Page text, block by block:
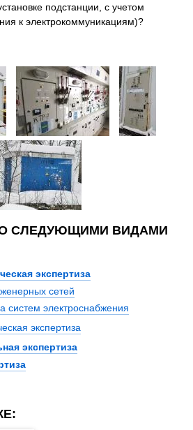
подстанции, с учетом
к электрокоммуникациям)?
СЛЕДУЮЩИМИ ВИДАМИ
экспертиза
сетей
систем электроснабжения
экспертиза
экспертиза